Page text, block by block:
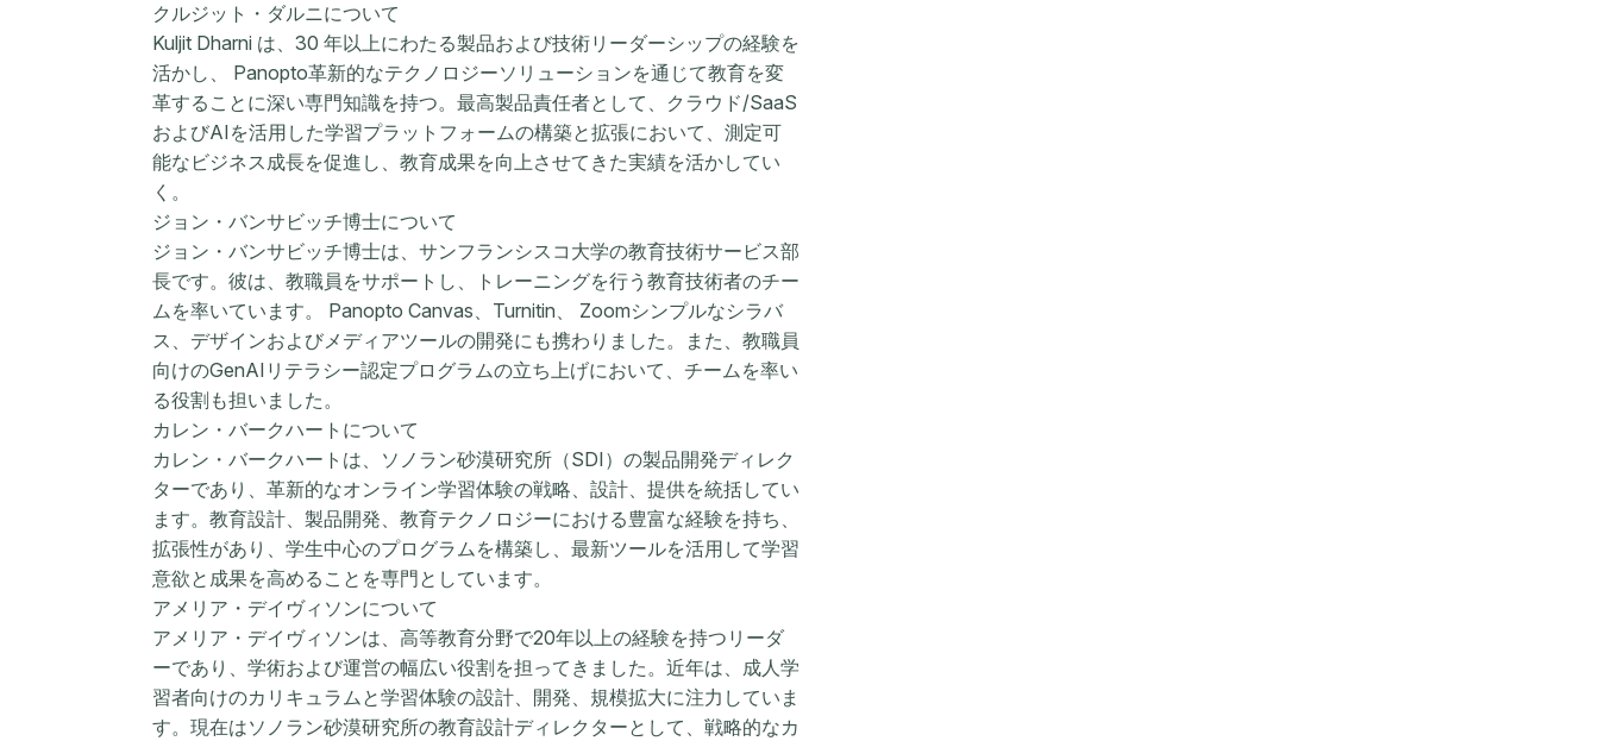
クルジット・ダルニについて
Kuljit Dharni は、30 年以上にわたる製品および技術リーダーシップの経験を
活かし、 Panopto革新的なテクノロジーソリューションを通じて教育を変
革することに深い専門知識を持つ。最高製品責任者として、クラウド/SaaS
およびAIを活用した学習プラットフォームの構築と拡張において、測定可
能なビジネス成長を促進し、教育成果を向上させてきた実績を活かしてい
く。
ジョン・バンサビッチ博士について
ジョン・バンサビッチ博士は、サンフランシスコ大学の教育技術サービス部
長です。彼は、教職員をサポートし、トレーニングを行う教育技術者のチー
ムを率いています。 Panopto Canvas、Turnitin、 Zoomシンプルなシラバ
ス、デザインおよびメディアツールの開発にも携わりました。また、教職員
向けのGenAIリテラシー認定プログラムの立ち上げにおいて、チームを率い
る役割も担いました。
カレン・バークハートについて
カレン・バークハートは、ソノラン砂漠研究所（SDI）の製品開発ディレク
ターであり、革新的なオンライン学習体験の戦略、設計、提供を統括してい
ます。教育設計、製品開発、教育テクノロジーにおける豊富な経験を持ち、
拡張性があり、学生中心のプログラムを構築し、最新ツールを活用して学習
意欲と成果を高めることを専門としています。
アメリア・デイヴィソンについて
アメリア・デイヴィソンは、高等教育分野で20年以上の経験を持つリーダ
ーであり、学術および運営の幅広い役割を担ってきました。近年は、成人学
習者向けのカリキュラムと学習体験の設計、開発、規模拡大に注力していま
す。現在はソノラン砂漠研究所の教育設計ディレクターとして、戦略的なカ